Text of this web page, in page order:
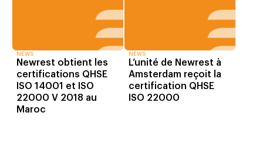
NEWS
Newrest obtient les
certifications QHSE
ISO 14001 et ISO
22000 V 2018 au
Maroc
NEWS
L’unité de Newrest à
Amsterdam reçoit la
certification QHSE
ISO 22000